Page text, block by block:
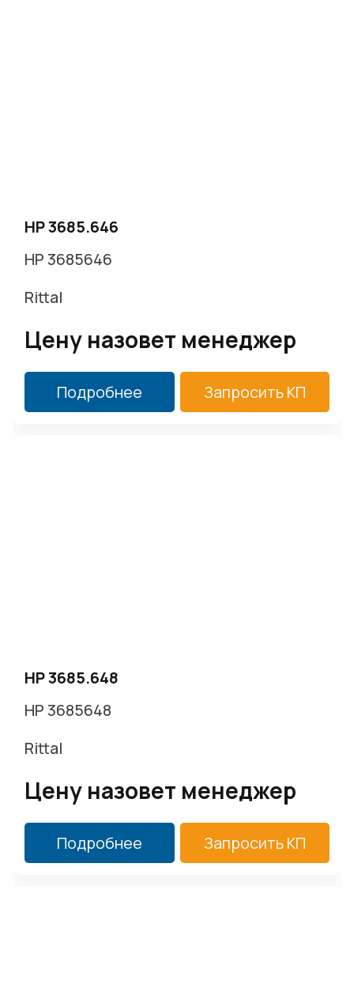
HP 3685.646
HP 3685646
Rittal
Цену назовет менеджер
Подробнее Запросить КП
HP 3685.648
HP 3685648
Rittal
Цену назовет менеджер
Подробнее Запросить КП